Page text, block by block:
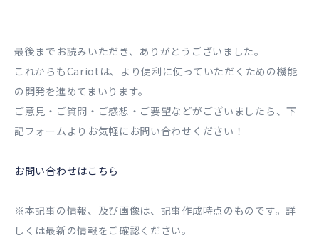
最後までお読みいただき、ありがとうございました。
これからもCariotは、より便利に使っていただくための機能
の開発を進めてまいります。
ご意見・ご質問・ご感想・ご要望などがございましたら、下
記フォームよりお気軽にお問い合わせください！
お問い合わせはこちら
※本記事の情報、及び画像は、記事作成時点のものです。詳
しくは最新の情報をご確認ください。